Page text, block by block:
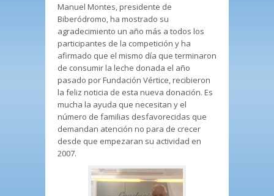
Manuel Montes, presidente de
Biberódromo, ha mostrado su
agradecimiento un año más a todos los
participantes de la competición y ha
afirmado que el mismo día que terminaron
de consumir la leche donada el año
pasado por Fundación Vértice, recibieron
la feliz noticia de esta nueva donación. Es
mucha la ayuda que necesitan y el
número de familias desfavorecidas que
demandan atención no para de crecer
desde que empezaran su actividad en
2007.